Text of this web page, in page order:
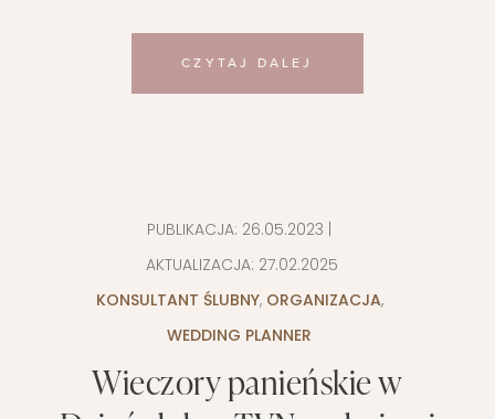
CZYTAJ DALEJ
PUBLIKACJA: 26.05.2023 |
AKTUALIZACJA: 27.02.2025
KONSULTANT ŚLUBNY, ORGANIZACJA,
WEDDING PLANNER
Wieczory panieńskie w